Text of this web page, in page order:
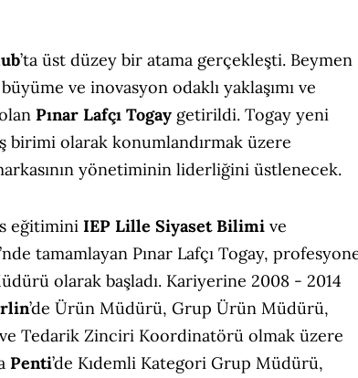
’ta üst düzey bir atama gerçekleşti. Beymen
ve inovasyon odaklı yaklaşımı ve
Pınar Lafçı Togay getirildi. Togay yeni
birimi olarak konumlandırmak üzere
yönetiminin liderliğini üstlenecek.
eğitimini IEP Lille Siyaset Bilimi ve
’nde tamamlayan Pınar Lafçı Togay,
olarak başladı. Kariyerine 2008 - 2014
’de Ürün Müdürü, Grup Ürün Müdürü,
Tedarik Zinciri Koordinatörü olmak üzere
Penti’de Kıdemli Kategori Grup Müdürü,